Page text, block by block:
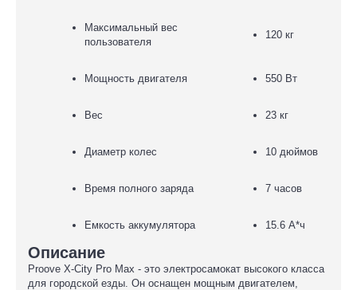
Максимальный вес
пользователя
120 кг
Мощность двигателя 550 Вт
Вес 23 кг
Диаметр колес 10 дюймов
Время полного заряда 7 часов
Емкость аккумулятора 15.6 А*ч
Описание
Proove X-City Pro Max - это электросамокат высокого класса
для городской езды. Он оснащен мощным двигателем,